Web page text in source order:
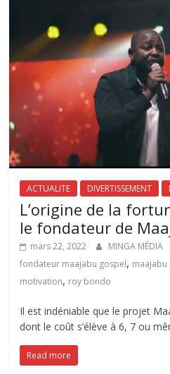
ACTUALITE DIVERTISSEMENT
L’origine de la
le fondateur de
mars 22, 2022 MINGA MÉDIA
fondateur maajabu gospel, maajabu
motivation, roy bondo
Il est indéniable que le projet
dont le coût s’élève à 6, 7 ou
Read more